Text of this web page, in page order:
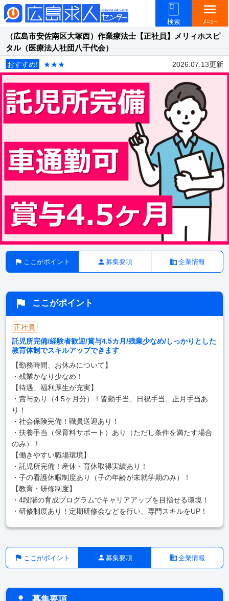
検索
menu
ﾒﾆｭｰ
（広島市安佐南区大塚西）作業療法士【正社員】メリィホスピ
タル（医療法人社団八千代会）
おすすめ! ★★★ 2026.07.13更新
ここがポイント 募集要項 企業情報
ここがポイント
正社員
託児所完備/経験者歓迎/賞与4.5カ月/残業少なめ/しっかりとした
教育体制でスキルアップできます
【勤務時間、お休みについて】
・残業かなり少なめ！
【待遇、福利厚生が充実】
・賞与あり（4.5ヶ月分）！皆勤手当、日祝手当、正月手当あ
り！
・社会保険完備！職員送迎あり！
・扶養手当（保育料サポート）あり（ただし条件を満たす場合
のみ）！
【働きやすい職場環境】
・託児所完備！産休・育休取得実績あり！
・子の看護休暇制度あり（子の年齢が未就学期のみ）！
【教育・研修制度】
・4段階の育成プログラムでキャリアアップを目指せる環境！
・研修制度あり！定期研修会などを行い、専門スキルをUP！
ここがポイント 募集要項 企業情報